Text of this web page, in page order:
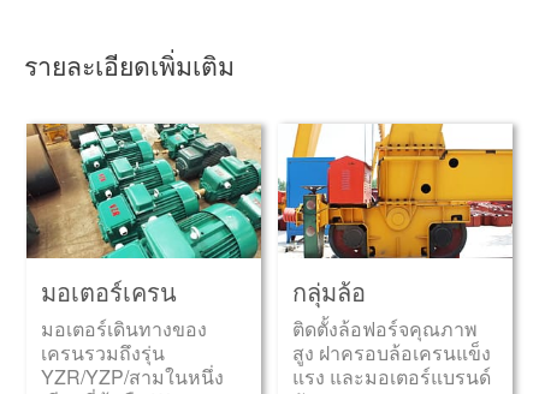
รายละเอียดเพิ่มเติม
มอเตอร์เครน
มอเตอร์เดินทางของ
เครนรวมถึงรุ่น
YZR/YZP/สามในหนึ่ง
กลุ่มล้อ
ติดตั้งล้อฟอร์จคุณภาพ
สูง ฝาครอบล้อเครนแข็ง
แรง และมอเตอร์แบรนด์